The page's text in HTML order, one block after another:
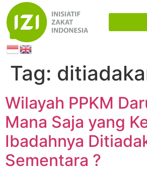
Tag:
Wilayah PPKM
Mana Saja yang
Ibadahnya
Sementara ?